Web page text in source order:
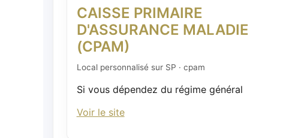
CAISSE PRIMAIRE
D'ASSURANCE MALADIE
(CPAM)
Local personnalisé sur SP · cpam
Si vous dépendez du régime général
Voir le site